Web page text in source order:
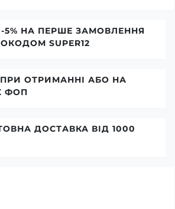
НА ПЕРШЕ ЗАМОВЛЕННЯ
SUPER12
ОТРИМАННІ АБО НА
ФОП
ДОСТАВКА ВІД 1000